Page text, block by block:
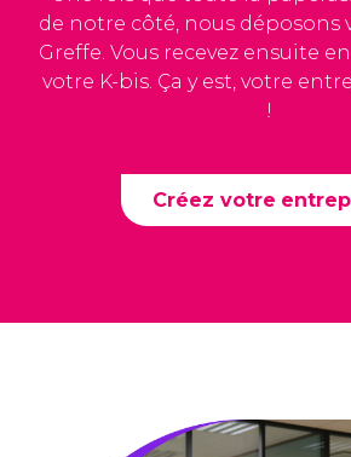
de notre côté, nous déposons
Greffe. Vous recevez ensuite
votre K-bis. Ça y est, votre
!
Créez votre